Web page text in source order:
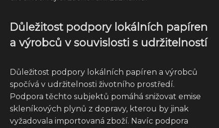
Důležitost podpory lokálních papíren
a výrobců v souvislosti s udržitelností
Důležitost podpory lokálních papíren a výrobců
spočívá v udržitelnosti životního prostředí.
Podpora těchto subjektů pomáhá snižovat emise
skleníkových plynů z dopravy, kterou by jinak
vyžadovala importovaná zboží. Navíc podpora